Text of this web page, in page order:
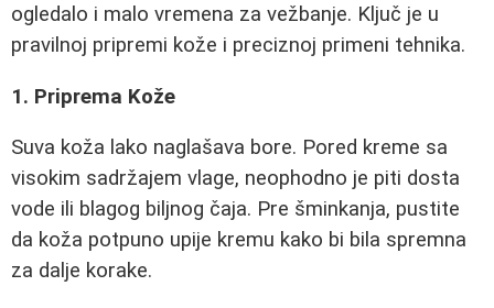
ogledalo i malo vremena za vežbanje. Ključ je u
pravilnoj pripremi kože i preciznoj primeni tehnika.
1. Priprema Kože
Suva koža lako naglašava bore. Pored kreme sa
visokim sadržajem vlage, neophodno je piti dosta
vode ili blagog biljnog čaja. Pre šminkanja, pustite
da koža potpuno upije kremu kako bi bila spremna
za dalje korake.